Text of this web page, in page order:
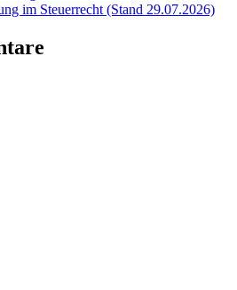
im Steuerrecht (Stand 29.07.2026)